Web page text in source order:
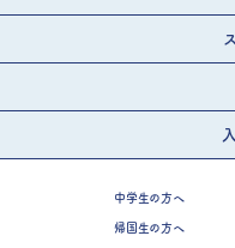
中学生の方へ
帰国生の方へ